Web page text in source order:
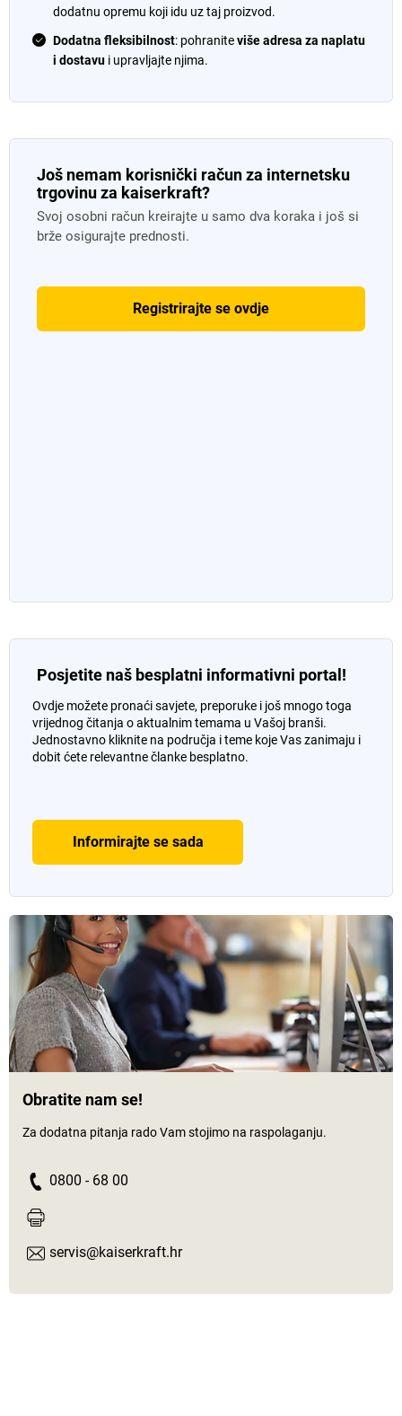
dodatnu opremu koji idu uz taj proizvod.
Dodatna fleksibilnost: pohraniteviše adresa za naplatu
i dostavu i upravljajte njima.
Još nemam korisnički račun za internetsku
trgovinu za kaiserkraft?
Svoj osobni račun kreirajte u samo dva koraka i još si
brže osigurajte prednosti.
Registrirajte se ovdje
Posjetite naš besplatni informativni portal!
Ovdje možete pronaći savjete, preporuke i još mnogo toga
vrijednog čitanja o aktualnim temama u Vašoj branši.
Jednostavno kliknite na područja i teme koje Vas zanimaju i
dobit ćete relevantne članke besplatno.
Informirajte se sada
Obratite nam se!
Za dodatna pitanja rado Vam stojimo na raspolaganju.
0800 - 68 00
servis@kaiserkraft.hr